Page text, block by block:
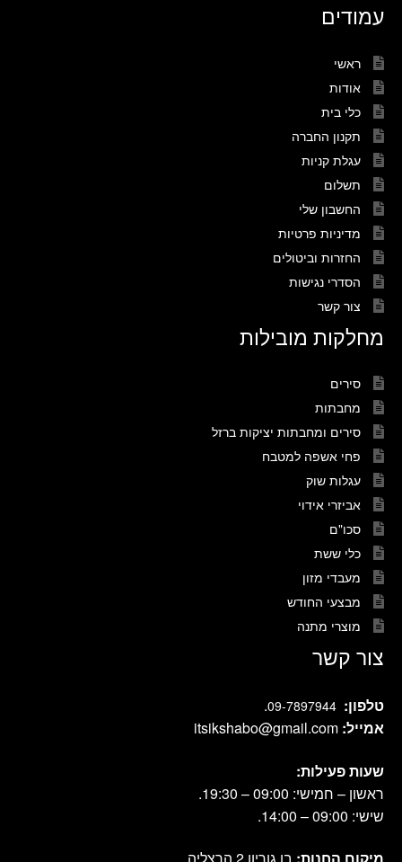
עמודים
ראשי
אודות
כלי בית
תקנון החברה
עגלת קניות
תשלום
החשבון שלי
מדיניות פרטיות
החזרות וביטולים
הסדרי נגישות
צור קשר
מחלקות מובילות
סירים
מחבתות
סירים ומחבתות יציקות ברזל
פחי אשפה למטבח
עגלות שוק
אביזרי אידוי
סכו"ם
כלי ששת
מעבדי מזון
מבצעי החודש
מוצרי מתנה
צור קשר
טלפון: 09-7897944
.
אמייל: itsikshabo@gmail.com
שעות פעילות:
ראשון – חמישי: 09:00 – 19:30.
שישי: 09:00 – 14:00.